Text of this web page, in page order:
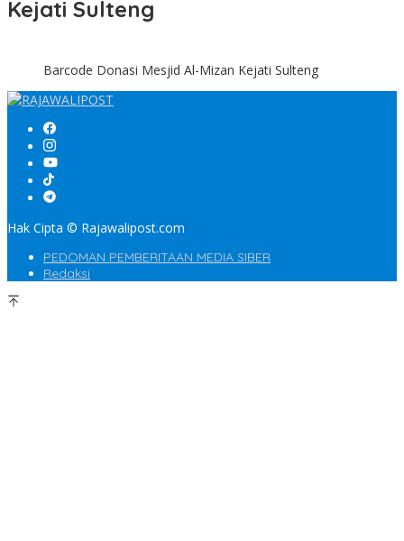
Kejati Sulteng
Barcode Donasi Mesjid Al-Mizan Kejati Sulteng
Hak Cipta © Rajawalipost.com
PEDOMAN PEMBERITAAN MEDIA SIBER
Redaksi